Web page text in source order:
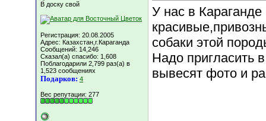
В доску свой
Регистрация: 20.08.2005
Адрес: Казахстан,г.Караганда
Сообщений: 14,246
Сказал(а) спасибо: 1,608
Поблагодарили 2,799 раз(а) в
1,523 сообщениях
Подарков: 4
Вес репутации: 277
У нас в Караганде
собаки этой
Надо пригласить
вывесят фото и